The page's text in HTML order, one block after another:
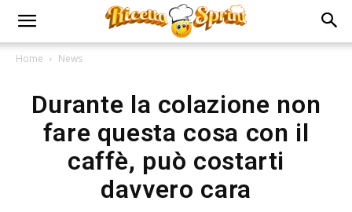
Home News
Durante la colazione non
fare questa cosa con il
caffè, può costarti
davvero cara